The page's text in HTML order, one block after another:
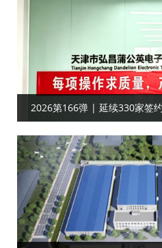
2026第166弹 | 延续330家签
客户合作目视化